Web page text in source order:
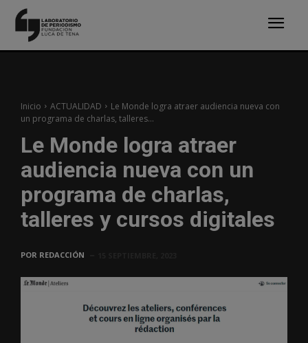
Inicio ACTUALIDAD
Le Monde logra atraer audiencia nueva con
un programa de charlas, talleres...
Le Monde logra atraer
audiencia nueva con un
programa de charlas,
talleres y cursos digitales
POR REDACCIÓN